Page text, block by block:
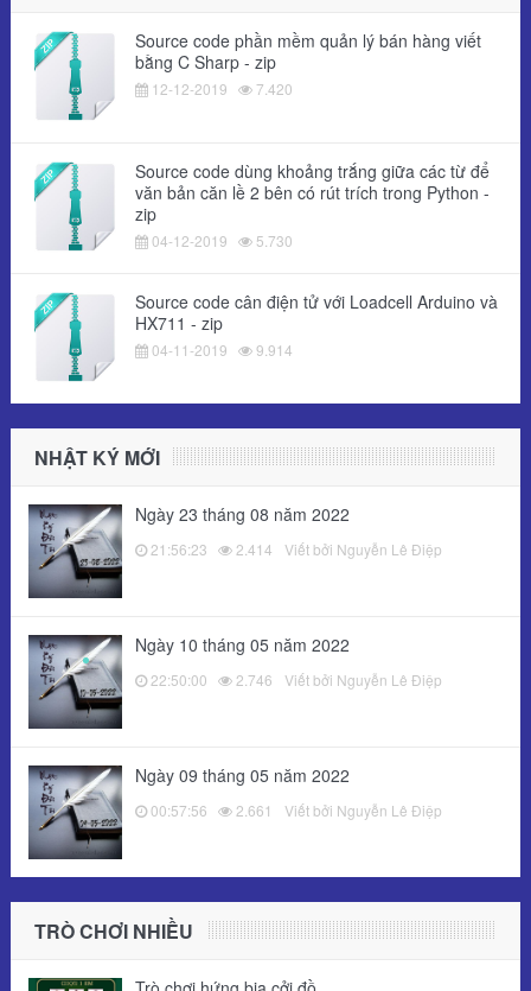
Source code phần mềm quản lý bán hàng viết
bằng C Sharp - zip
12-12-2019 7.420
Source code dùng khoảng trắng giữa các từ để
văn bản căn lề 2 bên có rút trích trong Python -
zip
04-12-2019 5.730
Source code cân điện tử với Loadcell Arduino và
HX711 - zip
04-11-2019 9.914
NHẬT KÝ MỚI
Ngày 23 tháng 08 năm 2022
21:56:23 2.414 Viết bởi Nguyễn Lê Điệp
Ngày 10 tháng 05 năm 2022
22:50:00 2.746 Viết bởi Nguyễn Lê Điệp
Ngày 09 tháng 05 năm 2022
00:57:56 2.661 Viết bởi Nguyễn Lê Điệp
TRÒ CHƠI NHIỀU